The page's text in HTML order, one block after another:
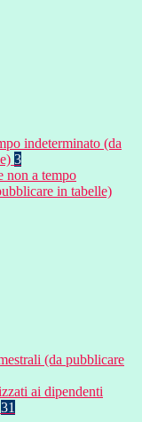
indeterminato (da
3
non a tempo
in tabelle)
(da pubblicare
ai dipendenti
31